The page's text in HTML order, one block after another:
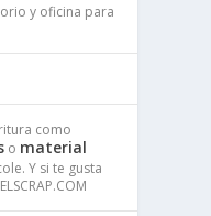
y oficina para
como
o material
Y si te gusta